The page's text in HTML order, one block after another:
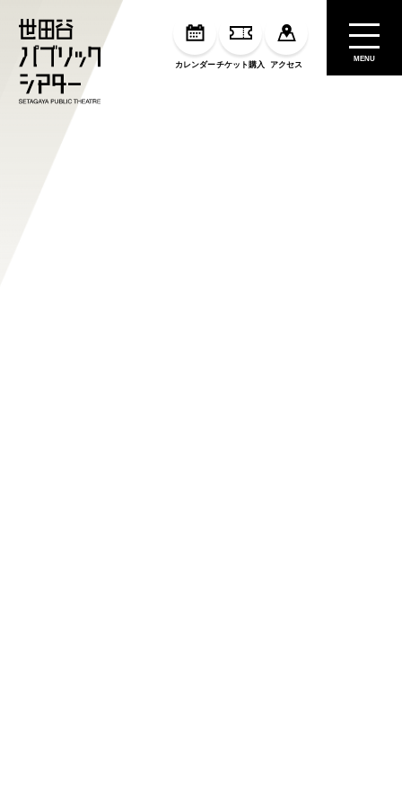
カレンダーチケット購入 アクセス
MENU